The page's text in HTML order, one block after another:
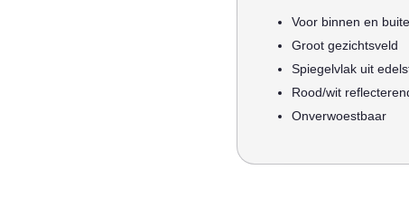
Voor binnen en
Groot gezichtsveld
Spiegelvlak uit
Rood/wit
Onverwoestbaar